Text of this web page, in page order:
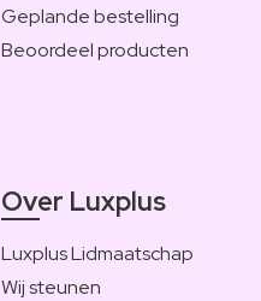
Geplande bestelling
Beoordeel producten
Over Luxplus
Luxplus Lidmaatschap
Wij steunen